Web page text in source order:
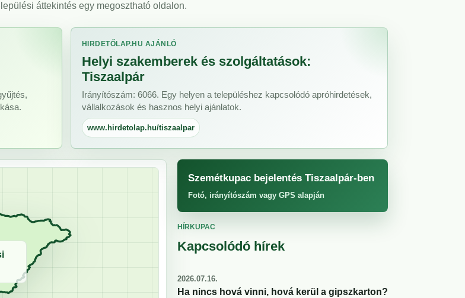
áttekintés egy megosztható oldalon.
HIRDETŐLAP.HU AJÁNLÓ
Helyi szakemberek és szolgáltatások:
Tiszaalpár
Irányítószám: 6066. Egy helyen a településhez kapcsolódó apróhirdetések,
vállalkozások és hasznos helyi ajánlatok.
www.hirdetolap.hu/tiszaalpar
Szemétkupac bejelentés Tiszaalpár-ben
Fotó, irányítószám vagy GPS alapján
HÍRKUPAC
Kapcsolódó hírek
2026.07.16.
Ha nincs hová vinni, hová kerül a gipszkarton?